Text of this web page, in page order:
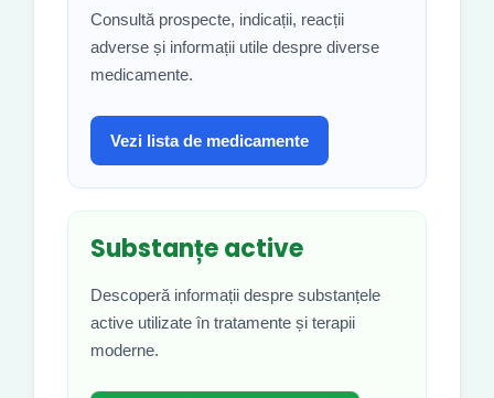
Consultă prospecte, indicații, reacții
adverse și informații utile despre diverse
medicamente.
Vezi lista de medicamente
Substanțe active
Descoperă informații despre substanțele
active utilizate în tratamente și terapii
moderne.